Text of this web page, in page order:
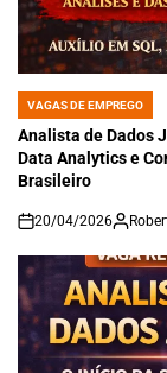
POSTED
IN
VAGAS DE EMPREGO
Analista de Dados
Data Analytics e
Brasileiro
on
20/04/2026